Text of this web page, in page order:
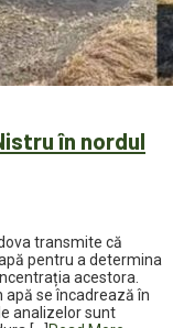
în nordul
transmite că
pentru a determina
acestora.
apă se încadrează în
analizelor sunt